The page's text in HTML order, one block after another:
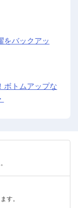
をバックアッ
ボトムアップな
す。